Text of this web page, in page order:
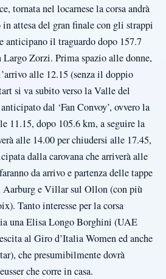
tornata nel locarnese la corsa andrà
attesa del gran finale con gli strappi
anticipano il traguardo dopo 157.7
Zorzi. Prima spazio alle donne,
alle 12.15 (senza il doppio
si va subito verso la Valle del
dal ‘Fan Convoy’, ovvero la
11.15, dopo 105.6 km, a seguire la
alle 14.00 per chiudersi alle 17.45,
dalla carovana che arriverà alle
da arrivo e partenza delle tappe
Aarburg e Villar sul Ollon (con più
Tanto interesse per la corsa
una Elisa Longo Borghini (UAE
al Giro d’Italia Women ed anche
che presumibilmente dovrà
che corre in casa.